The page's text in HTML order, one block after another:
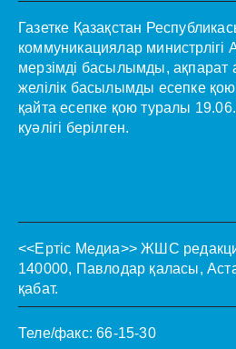
Газетке Қазақстан
коммуникациялар министрлігі
мерзімді басылымды, ақпарат
желілік басылымды есепке
қайта есепке қою туралы
куәлігі берілген.
<<Ертіс Медиа>> ЖШС
140000, Павлодар қаласы,
қабат.
Теле/факс: 66-15-30